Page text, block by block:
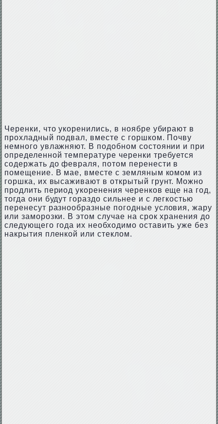
Черенки, что укоренились, в ноябре убирают в
прохладный подвал, вместе с горшком. Почву
немного увлажняют. В подобном состоянии и при
определенной температуре черенки требуется
содержать до февраля, потом перенести в
помещение. В мае, вместе с земляным комом из
горшка, их высаживают в открытый грунт. Можно
продлить период укоренения черенков еще на год,
тогда они будут гораздо сильнее и с легкостью
перенесут разнообразные погодные условия, жару
или заморозки. В этом случае на срок хранения до
следующего года их необходимо оставить уже без
накрытия пленкой или стеклом.